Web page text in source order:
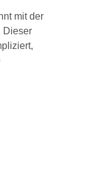
mit der
Dieser